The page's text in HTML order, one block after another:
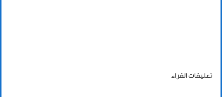
تعليقات القراء